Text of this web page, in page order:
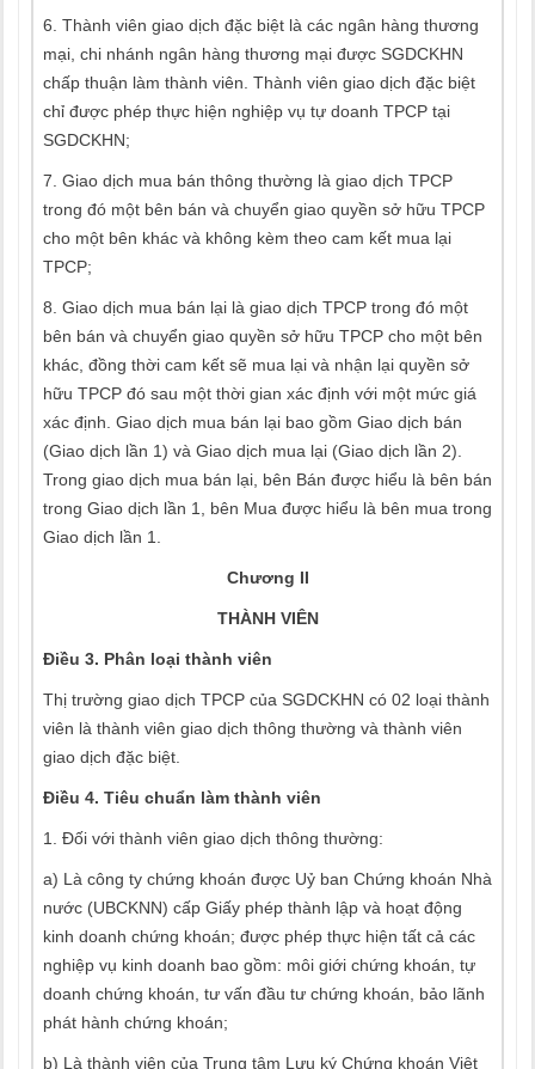
6. Thành viên giao dịch đặc biệt là các ngân hàng thương
mại, chi nhánh ngân hàng thương mại được SGDCKHN
chấp thuận làm thành viên. Thành viên giao dịch đặc biệt
chỉ được phép thực hiện nghiệp vụ tự doanh TPCP tại
SGDCKHN;
7. Giao dịch mua bán thông thường là giao dịch TPCP
trong đó một bên bán và chuyển giao quyền sở hữu TPCP
cho một bên khác và không kèm theo cam kết mua lại
TPCP;
8. Giao dịch mua bán lại là giao dịch TPCP trong đó một
bên bán và chuyển giao quyền sở hữu TPCP cho một bên
khác, đồng thời cam kết sẽ mua lại và nhận lại quyền sở
hữu TPCP đó sau một thời gian xác định với một mức giá
xác định. Giao dịch mua bán lại bao gồm Giao dịch bán
(Giao dịch lần 1) và Giao dịch mua lại (Giao dịch lần 2).
Trong giao dịch mua bán lại, bên Bán được hiểu là bên bán
trong Giao dịch lần 1, bên Mua được hiểu là bên mua trong
Giao dịch lần 1.
Chương II
THÀNH VIÊN
Điều 3. Phân loại thành viên
Thị trường giao dịch TPCP của SGDCKHN có 02 loại thành
viên là thành viên giao dịch thông thường và thành viên
giao dịch đặc biệt.
Điều 4. Tiêu chuẩn làm thành viên
1. Đối với thành viên giao dịch thông thường:
a) Là công ty chứng khoán được Uỷ ban Chứng khoán Nhà
nước (UBCKNN) cấp Giấy phép thành lập và hoạt động
kinh doanh chứng khoán; được phép thực hiện tất cả các
nghiệp vụ kinh doanh bao gồm: môi giới chứng khoán, tự
doanh chứng khoán, tư vấn đầu tư chứng khoán, bảo lãnh
phát hành chứng khoán;
b) Là thành viên của Trung tâm Lưu ký Chứng khoán Việt